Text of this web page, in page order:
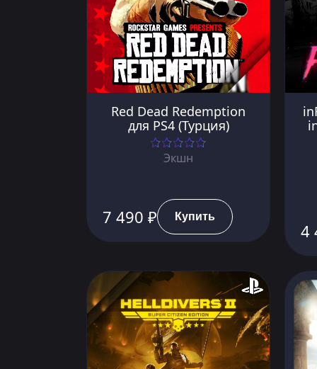
Red Dead Redemption
для PS4 (Турция)
Экшн
7 490 ₽ Купить
4